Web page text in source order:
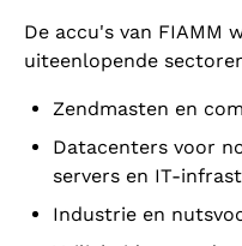
De accu's van FIAMM
uiteenlopende
Zendmasten en
Datacenters voor
servers en IT-
Industrie en